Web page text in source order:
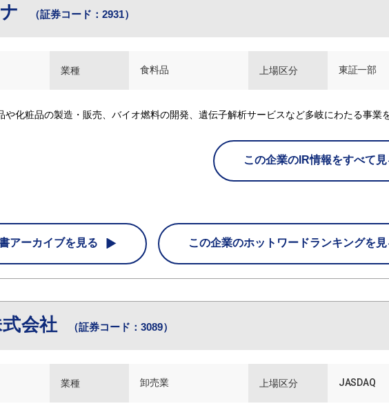
（証券コード：2931）
業種 食料品 上場区分 東証一部
や化粧品の製造・販売、バイオ燃料の開発、遺伝子解析サービスなど多岐にわたる事業
この企業のIR情報をすべて見
アーカイブを見る この企業のホットワードランキングを見
会社 （証券コード：3089）
業種 卸売業 上場区分 JASDAQ